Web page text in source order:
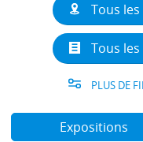
Tous
Tous
PLUS DE
Expositions